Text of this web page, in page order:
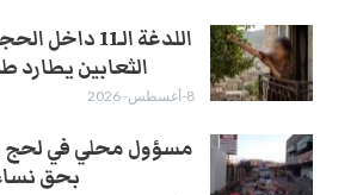
اللدغة الـ11
الثعابين يطارد
8-أغسطس- 2026
مسؤول محلي في لحج
بحق